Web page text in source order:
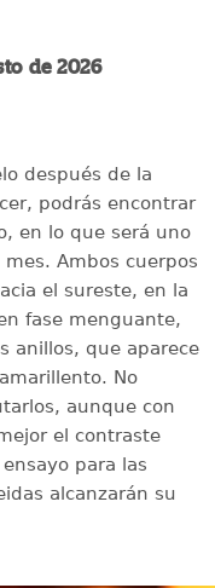
de 2026
después de la
podrás encontrar
en lo que será uno
Ambos cuerpos
el sureste, en la
fase menguante,
anillos, que aparece
No
aunque con
el contraste
para las
alcanzarán su